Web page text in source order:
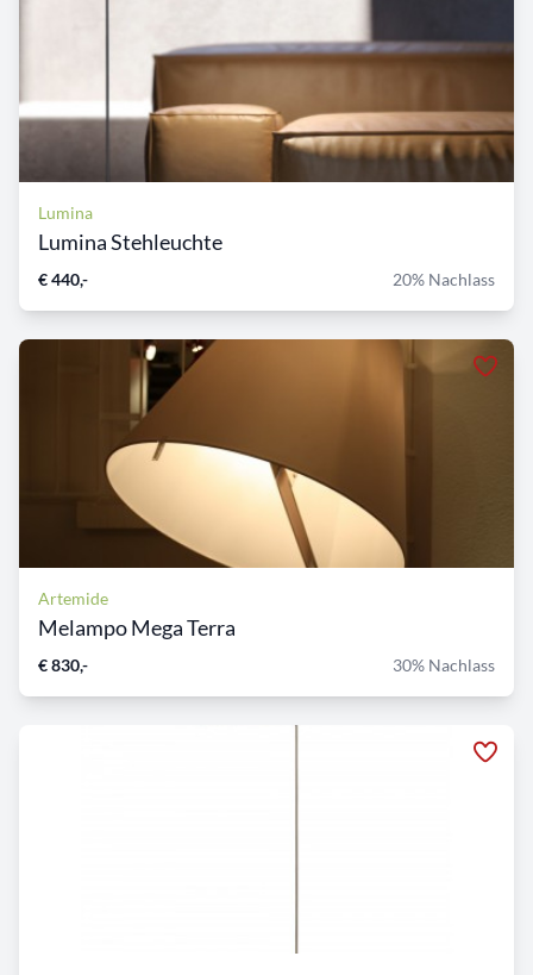
Lumina
Lumina Stehleuchte
€ 440,- 20% Nachlass
Artemide
Melampo Mega Terra
€ 830,- 30% Nachlass